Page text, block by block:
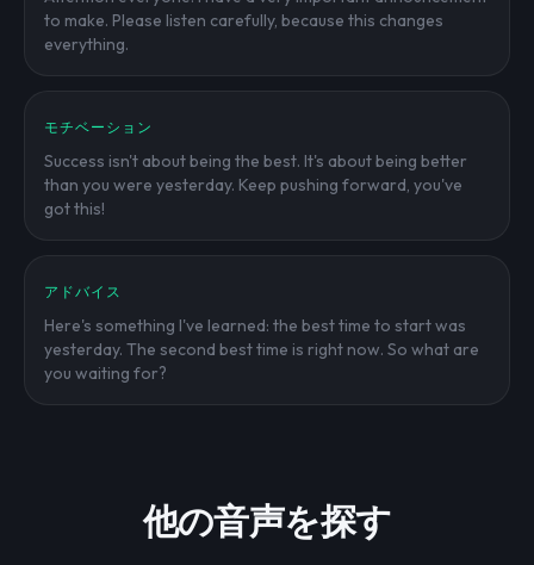
to make. Please listen carefully, because this changes
everything.
モチベーション
Success isn't about being the best. It's about being better
than you were yesterday. Keep pushing forward, you've
got this!
アドバイス
Here's something I've learned: the best time to start was
yesterday. The second best time is right now. So what are
you waiting for?
他の音声を探す